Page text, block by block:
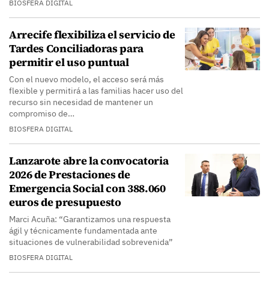
BIOSFERA DIGITAL
Arrecife flexibiliza el servicio de
Tardes Conciliadoras para
permitir el uso puntual
Con el nuevo modelo, el acceso será más
flexible y permitirá a las familias hacer uso del
recurso sin necesidad de mantener un
compromiso de…
BIOSFERA DIGITAL
Lanzarote abre la convocatoria
2026 de Prestaciones de
Emergencia Social con 388.060
euros de presupuesto
Marci Acuña: “Garantizamos una respuesta
ágil y técnicamente fundamentada ante
situaciones de vulnerabilidad sobrevenida”
BIOSFERA DIGITAL